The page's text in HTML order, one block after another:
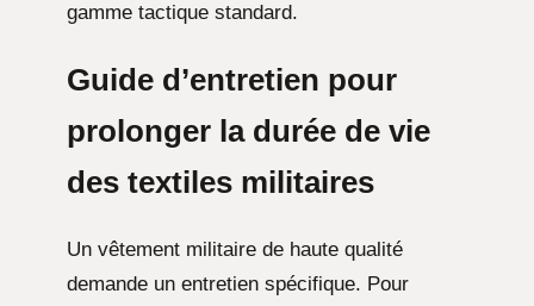
gamme tactique standard.
Guide d’entretien pour
prolonger la durée de vie
des textiles militaires
Un vêtement militaire de haute qualité
demande un entretien spécifique. Pour